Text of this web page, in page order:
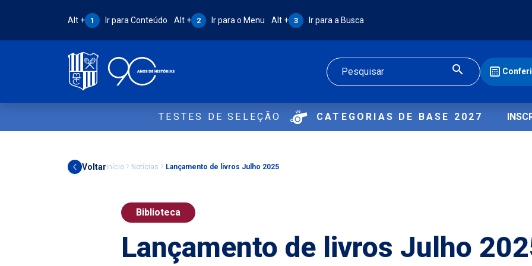
Atalho Alt + 1:
Alt + 1 Ir para Conteúdo Atalho Alt + 2:
Alt + 2 Ir para o Menu Atalho Alt + 3:
Alt + 3 Ir para a Busca
Buscar
TESTES DE SELEÇÃO CATEGORIAS DE BASE 2027
Voltar Início Notícias Lançamento de livros Julho 2025
Biblioteca
Lançamento de livros Julho